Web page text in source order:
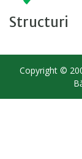
Structuri